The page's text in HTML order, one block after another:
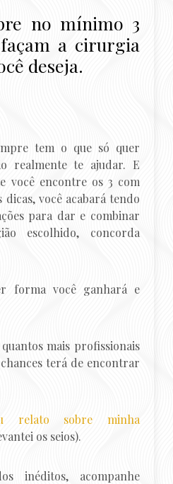
no mínimo 3
a cirurgia
deseja.
tem o que só quer
realmente te ajudar. E
você encontre os 3 com
dicas, você acabará tendo
para dar e combinar
escolhido, concorda
forma você ganhará e
mais profissionais
terá de encontrar
relato sobre minha
os seios).
inéditos, acompanhe